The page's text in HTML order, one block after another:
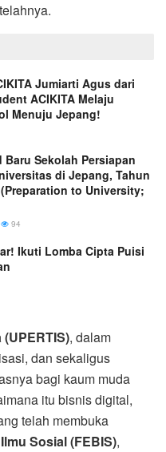
Jumiarti Agus dari
ACIKITA Melaju
Menuju Jepang!
Baru Sekolah Persiapan
di Jepang, Tahun
to University;
94
Ikuti Lomba Cipta Puisi
, dalam
dan sekaligus
bagi kaum muda
itu bisnis digital,
telah membuka
Sosial (FEBIS),